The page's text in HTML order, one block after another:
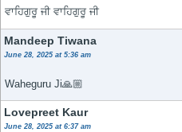
ਵਾਹਿਗੁਰੂ ਜੀ ਵਾਹਿਗੁਰੂ ਜੀ
Mandeep Tiwana
June 28, 2025 at 5:36 am
Waheguru Ji🙏🏼
Lovepreet Kaur
June 28, 2025 at 6:37 am